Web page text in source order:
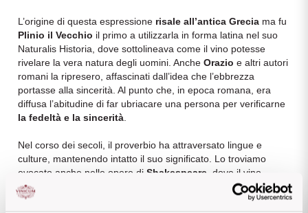
Vini Umbri
Vini Veneti
Vini della Champagne
Vini della Borgogna
Vini Bordeaux
Vedi tutti
L’origine di questa espressione risale all’antica Grecia ma fu
Plinio il Vecchio il primo a utilizzarla in forma latina nel suo
Naturalis Historia, dove sottolineava come il vino potesse
rivelare la vera natura degli uomini. Anche Orazio e altri autori
romani la ripresero, affascinati dall’idea che l’ebbrezza
portasse alla sincerità. Al punto che, in epoca romana, era
diffusa l’abitudine di far ubriacare una persona per verificarne
la fedeltà e la sincerità
Nel corso dei secoli, il proverbio ha attraversato lingue e
culture, mantenendo intatto il suo significato. Lo troviamo
evocato anche nelle opere di Shakespeare , dove il vino
accompagna spesso confessioni e rivelazioni inattese.